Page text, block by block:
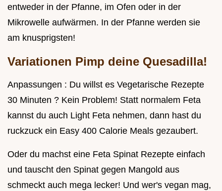
entweder in der Pfanne, im Ofen oder in der
Mikrowelle aufwärmen. In der Pfanne werden sie
am knusprigsten!
Variationen Pimp deine Quesadilla!
Anpassungen : Du willst es Vegetarische Rezepte
30 Minuten ? Kein Problem! Statt normalem Feta
kannst du auch Light Feta nehmen, dann hast du
ruckzuck ein Easy 400 Calorie Meals gezaubert.
Oder du machst eine Feta Spinat Rezepte einfach
und tauscht den Spinat gegen Mangold aus
schmeckt auch mega lecker! Und wer's vegan mag,